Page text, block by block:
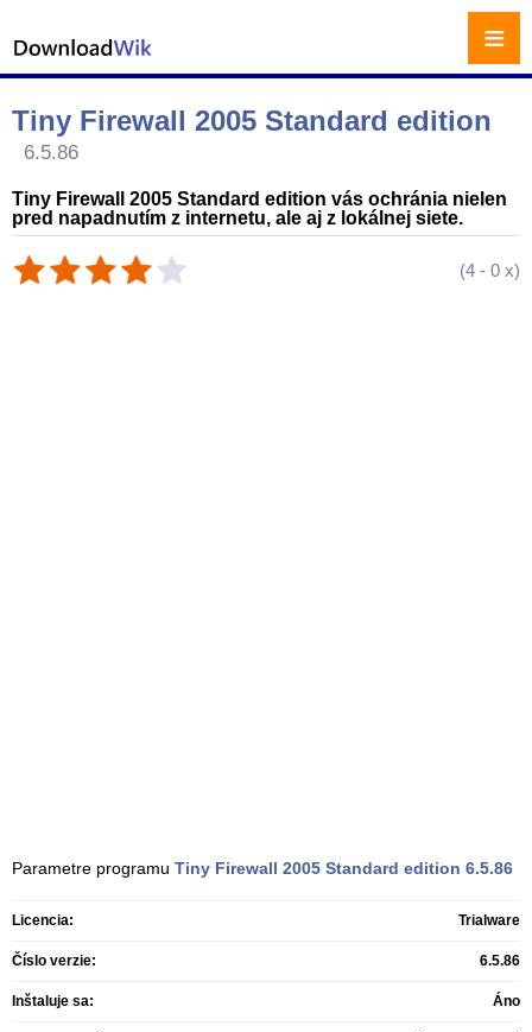
Tiny Firewall 2005 Standard edition
6.5.86
Tiny Firewall 2005 Standard edition vás ochránia nielen
pred napadnutím z internetu, ale aj z lokálnej siete.
(4 - 0 x)
Parametre programu Tiny Firewall 2005 Standard edition 6.5.86
Licencia: Trialware
Číslo verzie: 6.5.86
Inštaluje sa: Áno
≡